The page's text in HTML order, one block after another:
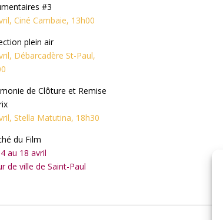
#3
Ciné Cambaie, 13h00
plein air
Débarcadère St-Paul,
de Clôture et Remise
Stella Matutina, 18h30
du Film
au 18 avril
de ville de Saint-Paul